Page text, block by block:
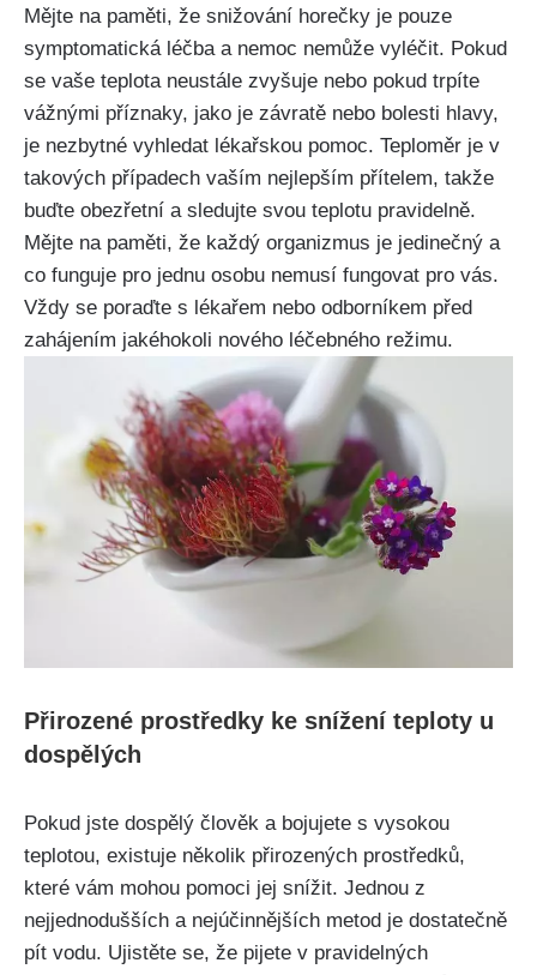
Mějte na paměti, že snižování horečky je pouze
symptomatická léčba a nemoc nemůže vyléčit. Pokud
se vaše​ teplota neustále zvyšuje nebo pokud trpíte
vážnými příznaky, jako je závratě nebo bolesti hlavy,
je nezbytné vyhledat lékařskou pomoc. Teploměr je v
takových případech vaším nejlepším ⁤přítelem,⁤ takže
buďte obezřetní a‍ sledujte svou teplotu pravidelně.
Mějte na‌ paměti, že každý organizmus je jedinečný a
co funguje pro jednu osobu nemusí fungovat pro vás.
Vždy se⁢ poraďte s lékařem nebo odborníkem ⁢před
‌zahájením jakéhokoli nového léčebného ⁤režimu.
Přirozené prostředky ke snížení teploty u
dospělých
Pokud jste⁣ dospělý člověk a bojujete s vysokou
teplotou,​ existuje několik​ přirozených prostředků,
které vám⁢ mohou pomoci jej snížit. Jednou ⁢z
nejjednodušších a nejúčinnějších‍ metod je⁢ dostatečně
pít vodu. Ujistěte se, že pijete v pravidelných